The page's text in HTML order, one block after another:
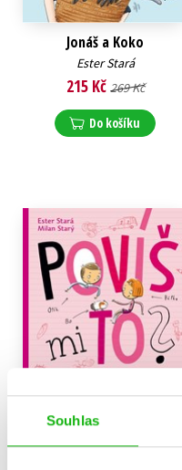
Souhlas
Jonáš a Koko
Ester Stará
215 Kč 269 Kč
Do košíku